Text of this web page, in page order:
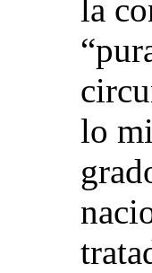
la
lo